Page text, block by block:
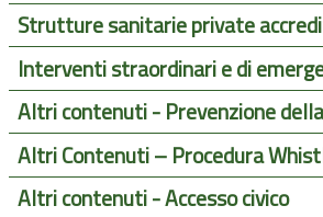
Strutture sanitarie private
Interventi straordinari e di
Altri contenuti - Prevenzione
Altri Contenuti – Procedura
Altri contenuti - Accesso civico